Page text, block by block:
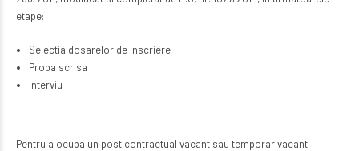
etape:
Selectia dosarelor de inscriere
Proba scrisa
Interviu
Pentru a ocupa un post contractual vacant sau temporar vacant